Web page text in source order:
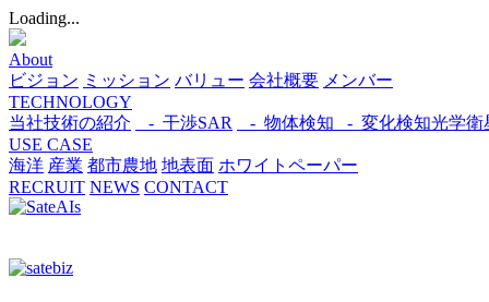
Loading...
About
ビジョン ミッション バリュー 会社概要 メンバー
TECHNOLOGY
当社技術の紹介
- 干渉SAR - 物体検知​ - 変化検知​光学衛
USE CASE
海洋 産業 都市​農地 地表面 ホワイトペーパー
RECRUIT NEWS CONTACT